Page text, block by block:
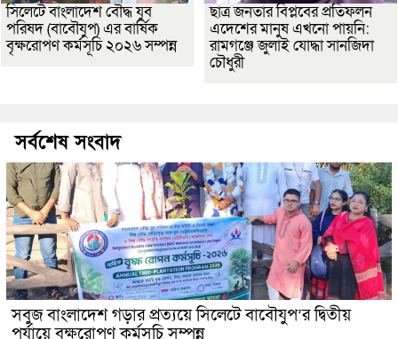
সিলেটে বাংলাদেশ বৌদ্ধ যুব
পরিষদ (বাবৌযুপ) এর বার্ষিক
বৃক্ষরোপণ কর্মসূচি ২০২৬ সম্পন্ন
ছাত্র জনতার বিপ্লবের প্রতিফলন
এদেশের মানুষ এখনো পায়নি:
রামগঞ্জে জুলাই যোদ্ধা সানজিদা
চৌধুরী
সর্বশেষ সংবাদ
সবুজ বাংলাদেশ গড়ার প্রত্যয়ে সিলেটে বাবৌযুপ’র দ্বিতীয়
পর্যায়ে বৃক্ষরোপণ কর্মসূচি সম্পন্ন